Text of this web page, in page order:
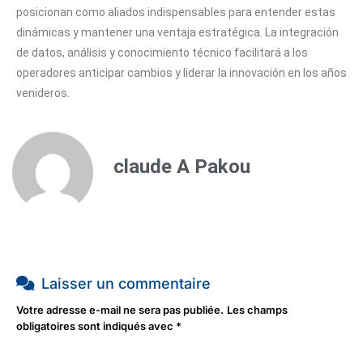
posicionan como aliados indispensables para entender estas
dinámicas y mantener una ventaja estratégica. La integración
de datos, análisis y conocimiento técnico facilitará a los
operadores anticipar cambios y liderar la innovación en los años
venideros.
claude A Pakou
Laisser un commentaire
Votre adresse e-mail ne sera pas publiée. Les champs
obligatoires sont indiqués avec *